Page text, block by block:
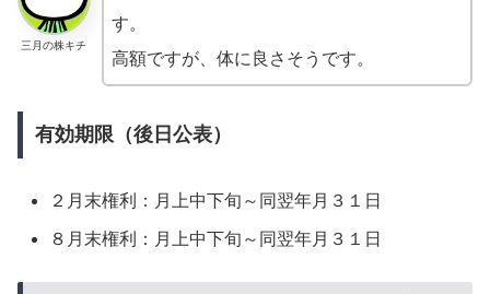
三月の株キチ
す。
高額ですが、体に良さそうです。
有効期限（後日公表）
２月末権利：月上中下旬～同翌年月３１日
８月末権利：月上中下旬～同翌年月３１日